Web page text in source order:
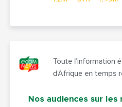
Toute l’information
d’Afrique en temps
Nos audiences sur les